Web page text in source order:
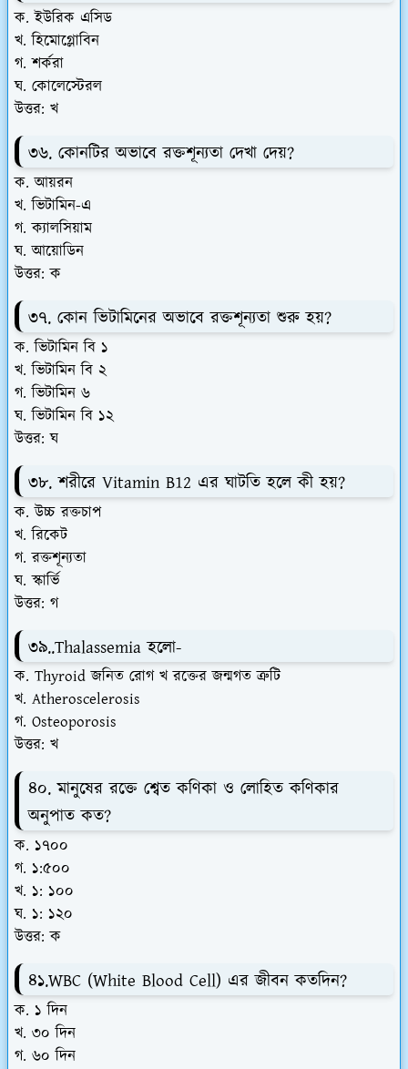
ক. ইউরিক এসিড
খ. হিমোগ্লোবিন
গ. শর্করা
ঘ. কোলেস্টেরল
উত্তর: খ
৩৬. কোনটির অভাবে রক্তশূন্যতা দেখা দেয়?
ক. আয়রন
খ. ভিটামিন-এ
গ. ক্যালসিয়াম
ঘ. আয়োডিন
উত্তর: ক
৩৭. কোন ভিটামিনের অভাবে রক্তশূন্যতা শুরু হয়?
ক. ভিটামিন বি ১
খ. ভিটামিন বি ২
গ. ভিটামিন ৬
ঘ. ভিটামিন বি ১২
উত্তর: ঘ
৩৮. শরীরে Vitamin B12 এর ঘাটতি হলে কী হয়?
ক. উচ্চ রক্তচাপ
খ. রিকেট
গ. রক্তশূন্যতা
ঘ. স্কার্ভি
উত্তর: গ
৩৯..Thalassemia হলো-
ক. Thyroid জনিত রোগ খ রক্তের জন্মগত ত্রুটি
খ. Atheroscelerosis
গ. Osteoporosis
উত্তর: খ
৪০. মানুষের রক্তে শ্বেত কণিকা ও লোহিত কণিকার
অনুপাত কত?
ক. ১৭০০
গ. ১:৫০০
খ. ১: ১০০
ঘ. ১: ১২০
উত্তর: ক
৪১.WBC (White Blood Cell) এর জীবন কতদিন?
ক. ১ দিন
খ. ৩০ দিন
গ. ৬০ দিন